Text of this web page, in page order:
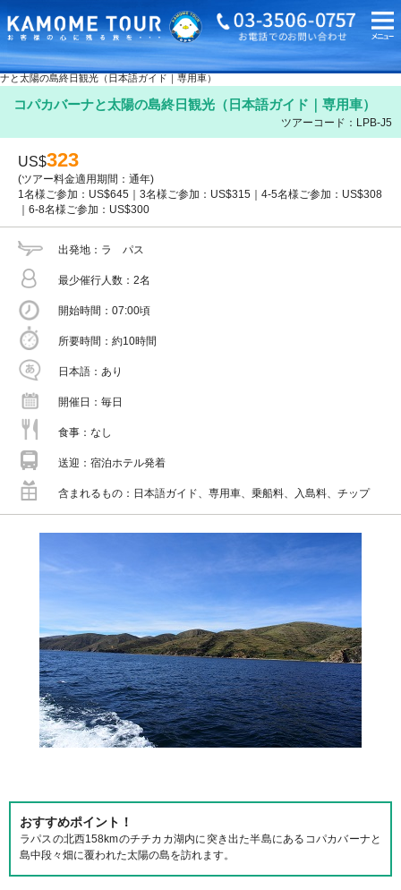
海外旅行・ツアーTOP 海外オプショナルツアーTOP ボリビア ラパス
コパカバー
ナと太陽の島終日観光（日本語ガイド｜専用車）
コパカバーナと太陽の島終日観光（日本語ガイド｜専用車）
ツアーコード：LPB-J5
US$323
(ツアー料金適用期間：通年)
1名様ご参加：US$645｜3名様ご参加：US$315｜4-5名様ご参加：US$308
｜6-8名様ご参加：US$300
出発地 ラ パス
最少催行人数 2名
開始時間 07:00頃
所要時間 約10時間
日本語 あり
開催日 毎日
食事 なし
送迎 宿泊ホテル発着
含まれるもの 日本語ガイド、専用車、乗船料、入島料、チップ
おすすめポイント！
ラパスの北西158kmのチチカカ湖内に突き出た半島にあるコパカバーナと
島中段々畑に覆われた太陽の島を訪れます。